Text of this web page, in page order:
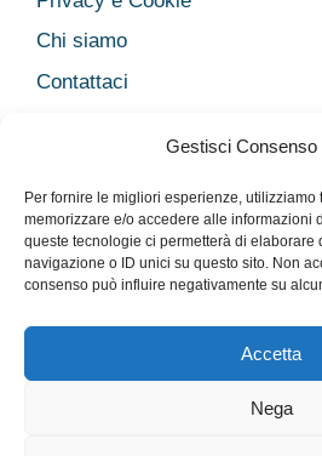
Gestisci Consenso
Per fornire le migliori esperienze,
memorizzare e/o accedere alle informazioni
queste tecnologie ci permetterà di elaborare
navigazione o ID unici su questo sito. Non
consenso può influire negativamente su
Accetta
Nega
Chi siamo
Contattaci
Cookie Policy
Disclaimer medico
Disconoscimento
Imprint
Rimani Aggiornato con la